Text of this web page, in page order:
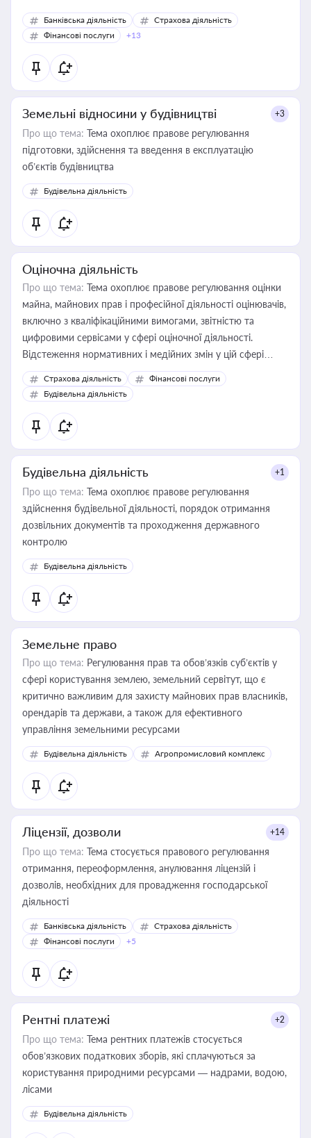
Банківська діяльність
Страхова діяльність
Фінансові послуги
+13
Земельні відносини у будівництві +3
Про що тема: Тема охоплює правове регулювання
підготовки, здійснення та введення в експлуатацію
об’єктів будівництва
Будівельна діяльність
Оціночна діяльність
Про що тема: Тема охоплює правове регулювання оцінки
майна, майнових прав і професійної діяльності оцінювачів,
включно з кваліфікаційними вимогами, звітністю та
цифровими сервісами у сфері оціночної діяльності.
Відстеження нормативних і медійних змін у цій сфері
корисне для власника бізнесу, керівника, юриста або
бухгалтера під час оподаткування, приватизації, оренди
державного майна, корпоративних угод і перевірки
статусу суб'єктів оціночної діяльності
Страхова діяльність
Фінансові послуги
Будівельна діяльність
Будівельна діяльність +1
Про що тема: Тема охоплює правове регулювання
здійснення будівельної діяльності, порядок отримання
дозвільних документів та проходження державного
контролю
Будівельна діяльність
Земельне право
Про що тема: Регулювання прав та обов’язків суб’єктів у
сфері користування землею, земельний сервітут, що є
критично важливим для захисту майнових прав власників,
орендарів та держави, а також для ефективного
управління земельними ресурсами
Будівельна діяльність Агропромисловий комплекс
Ліцензії, дозволи +14
Про що тема: Тема стосується правового регулювання
отримання, переоформлення, анулювання ліцензій і
дозволів, необхідних для провадження господарської
діяльності
Банківська діяльність
Страхова діяльність
Фінансові послуги
+5
Рентні платежі +2
Про що тема: Тема рентних платежів стосується
обов’язкових податкових зборів, які сплачуються за
користування природними ресурсами — надрами, водою,
лісами
Будівельна діяльність